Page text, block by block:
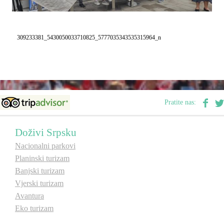
Foto
E-Brochure
Otkrij Srpsku
309233381_5430050033710825_5777035343535315964_n
Pratite nas:
Doživi Srpsku
Nacionalni parkovi
Planinski turizam
Banjski turizam
Vjerski turizam
Avantura
Eko turizam